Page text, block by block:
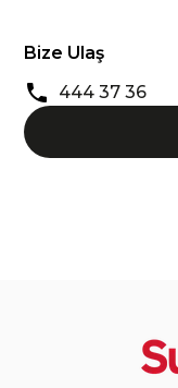
Bize Ulaş
444 37 36